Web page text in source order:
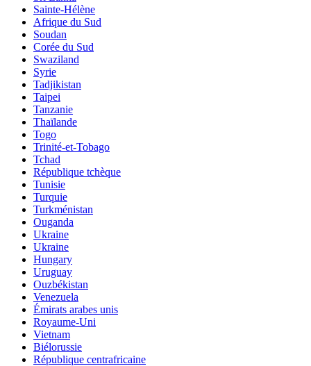
Sainte-Hélène
Afrique du Sud
Soudan
Corée du Sud
Swaziland
Syrie
Tadjikistan
Taipei
Tanzanie
Thaïlande
Togo
Trinité-et-Tobago
Tchad
République tchèque
Tunisie
Turquie
Turkménistan
Ouganda
Ukraine
Ukraine
Hungary
Uruguay
Ouzbékistan
Venezuela
Émirats arabes unis
Royaume-Uni
Vietnam
Biélorussie
République centrafricaine